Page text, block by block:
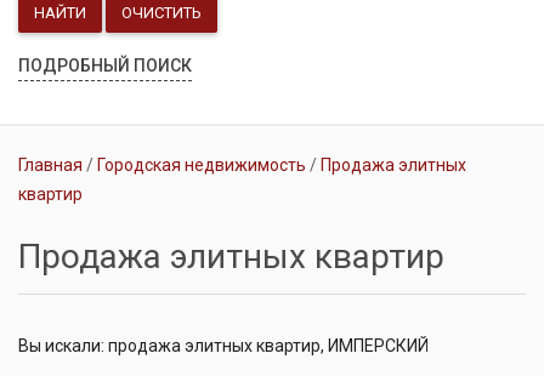
НАЙТИ ОЧИСТИТЬ
ПОДРОБНЫЙ ПОИСК
Главная Городская недвижимость
Продажа элитных
квартир
Продажа элитных квартир
Вы искали: продажа элитных квартир, ИМПЕРСКИЙ